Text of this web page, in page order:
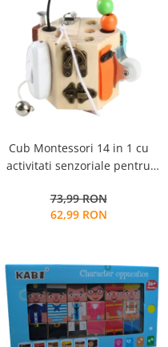
Cub Montessori 14 in 1 cu
activitati senzoriale pentru
Edujucarii
73,99 RON
62,99 RON